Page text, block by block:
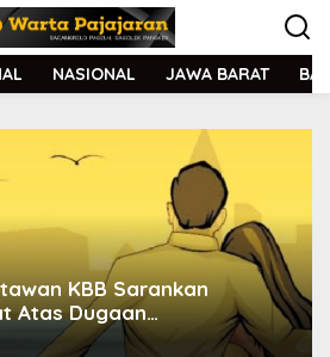
NASIONAL JAWA BARAT
KBB Sarankan
Atas Dugaan
Terbuka